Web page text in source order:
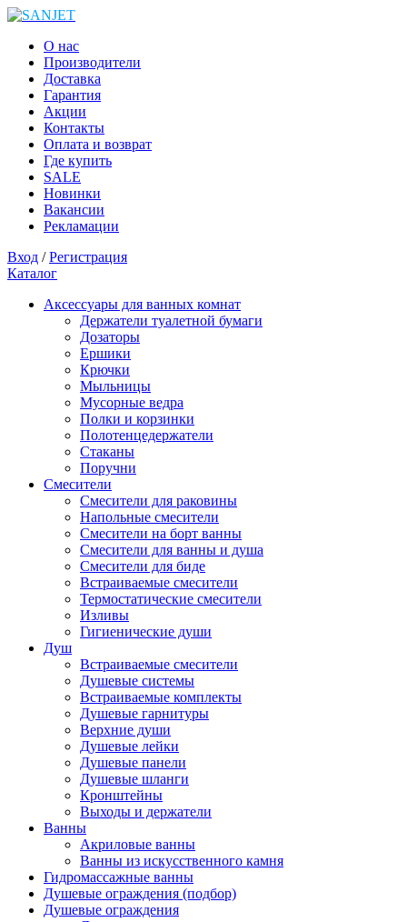
О нас
Производители
Доставка
Гарантия
Акции
Контакты
Оплата и возврат
Где купить
SALE
Новинки
Вакансии
Рекламации
Вход /Регистрация
Каталог
Аксессуары для ванных комнат
Держатели туалетной бумаги
Дозаторы
Ершики
Крючки
Мыльницы
Мусорные ведра
Полки и корзинки
Полотенцедержатели
Стаканы
Поручни
Смесители
Смесители для раковины
Напольные смесители
Смесители на борт ванны
Смесители для ванны и душа
Смесители для биде
Встраиваемые смесители
Термостатические смесители
Изливы
Гигиенические души
Душ
Встраиваемые смесители
Душевые системы
Встраиваемые комплекты
Душевые гарнитуры
Верхние души
Душевые лейки
Душевые панели
Душевые шланги
Кронштейны
Выходы и держатели
Ванны
Акриловые ванны
Ванны из искусственного камня
Гидромассажные ванны
Душевые ограждения (подбор)
Душевые ограждения